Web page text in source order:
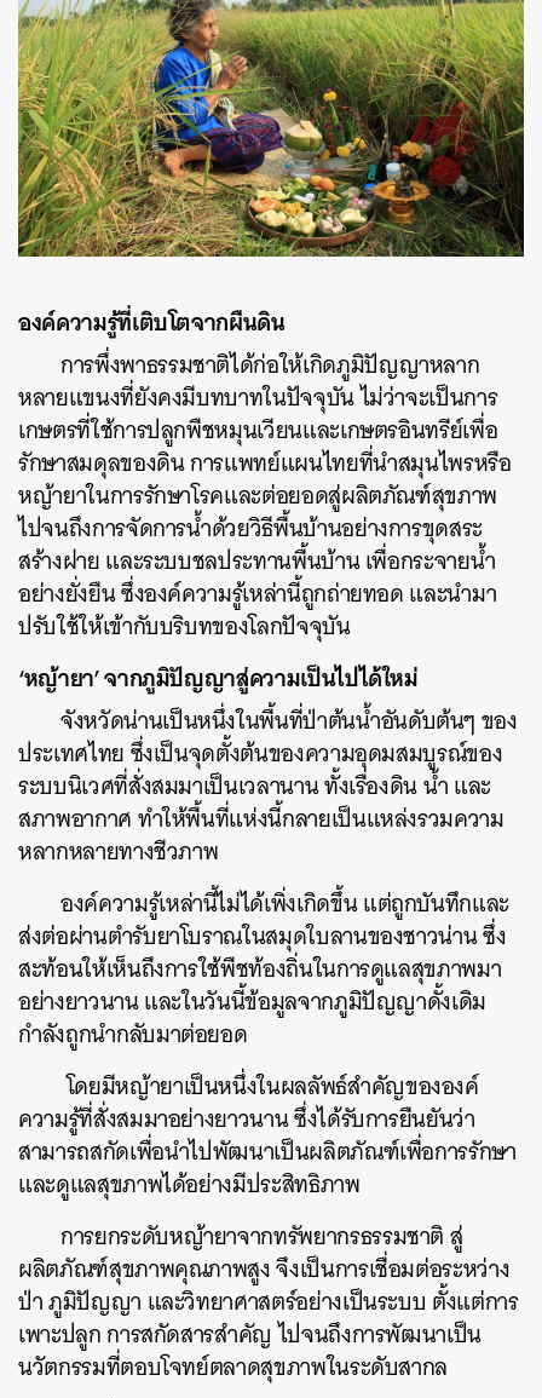
องค์ความรู้ที่เติบโตจากผืนดิน
การพึ่งพาธรรมชาติได้ก่อให้เกิดภูมิปัญญาหลาก
หลายแขนงที่ยังคงมีบทบาทในปัจจุบัน ไม่ว่าจะเป็นการ
เกษตรที่ใช้การปลูกพืชหมุนเวียนและเกษตรอินทรีย์เพื่อ
รักษาสมดุลของดิน การแพทย์แผนไทยที่นำสมุนไพรหรือ
หญ้ายาในการรักษาโรคและต่อยอดสู่ผลิตภัณฑ์สุขภาพ
ไปจนถึงการจัดการน้ำด้วยวิธีพื้นบ้านอย่างการขุดสระ
สร้างฝาย และระบบชลประทานพื้นบ้าน เพื่อกระจายน้ำ
อย่างยั่งยืน ซึ่งองค์ความรู้เหล่านี้ถูกถ่ายทอด และนำมา
ปรับใช้ให้เข้ากับบริบทของโลกปัจจุบัน
‘หญ้ายา’ จากภูมิปัญญาสู่ความเป็นไปได้ใหม่
จังหวัดน่านเป็นหนึ่งในพื้นที่ป่าต้นน้ำอันดับต้นๆ ของ
ประเทศไทย ซึ่งเป็นจุดตั้งต้นของความอุดมสมบูรณ์ของ
ระบบนิเวศที่สั่งสมมาเป็นเวลานาน ทั้งเรื่องดิน น้ำ และ
สภาพอากาศ ทำให้พื้นที่แห่งนี้กลายเป็นแหล่งรวมความ
หลากหลายทางชีวภาพ
องค์ความรู้เหล่านี้ไม่ได้เพิ่งเกิดขึ้น แต่ถูกบันทึกและ
ส่งต่อผ่านตำรับยาโบราณในสมุดใบลานของชาวน่าน ซึ่ง
สะท้อนให้เห็นถึงการใช้พืชท้องถิ่นในการดูแลสุขภาพมา
อย่างยาวนาน และในวันนี้ข้อมูลจากภูมิปัญญาดั้งเดิม
กำลังถูกนำกลับมาต่อยอด
โดยมีหญ้ายาเป็นหนึ่งในผลลัพธ์สำคัญขององค์
ความรู้ที่สั่งสมมาอย่างยาวนาน ซึ่งได้รับการยืนยันว่า
สามารถสกัดเพื่อนำไปพัฒนาเป็นผลิตภัณฑ์เพื่อการรักษา
และดูแลสุขภาพได้อย่างมีประสิทธิภาพ
การยกระดับหญ้ายาจากทรัพยากรธรรมชาติ สู่
ผลิตภัณฑ์สุขภาพคุณภาพสูง จึงเป็นการเชื่อมต่อระหว่าง
ป่า ภูมิปัญญา และวิทยาศาสตร์อย่างเป็นระบบ ตั้งแต่การ
เพาะปลูก การสกัดสารสำคัญ ไปจนถึงการพัฒนาเป็น
นวัตกรรมที่ตอบโจทย์ตลาดสุขภาพในระดับสากล
ค้นหา
SHARE TWEET LINE EMAIL